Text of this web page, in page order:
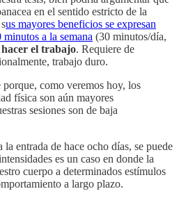
en el sentido estricto de la
us mayores beneficios se expresan
a la semana (30 minutos/día,
el trabajo. Requiere de
trabajo duro.
como veremos hoy, los
física son aún mayores
sesiones son de baja
entrada de hace ocho días, se puede
es un caso en donde la
cuerpo a determinados estímulos
a largo plazo.